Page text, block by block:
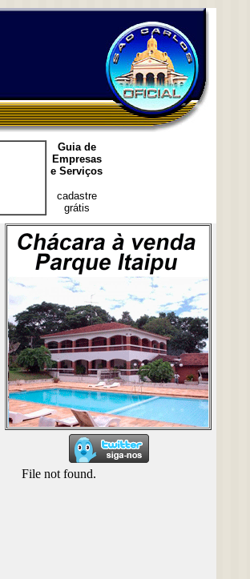
Guia de
Empresas
e Serviços
cadastre
grátis